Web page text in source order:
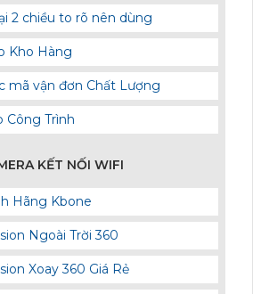
2 chiều to rõ nên dùng
Kho Hàng
mã vận đơn Chất Lượng
Công Trình
KẾT NỐI WIFI
Hãng Kbone
Ngoài Trời 360
Xoay 360 Giá Rẻ